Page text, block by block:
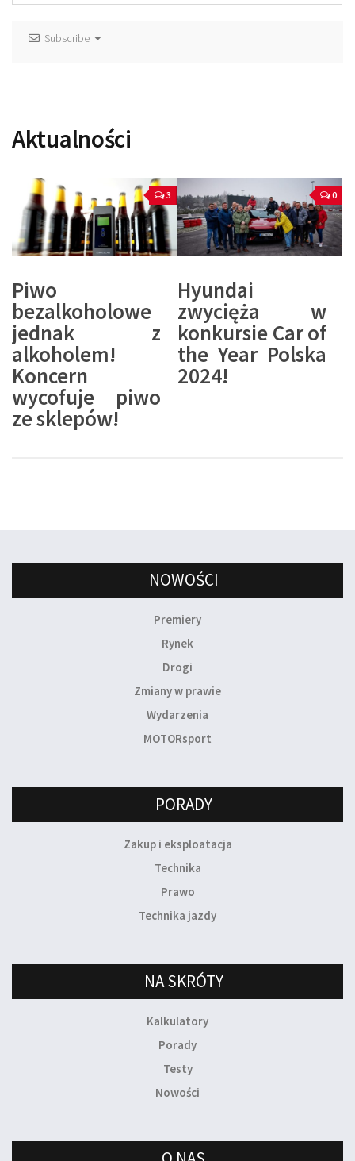
Subscribe
Aktualności
3
Piwo
bezalkoholowe
jednak z
alkoholem!
Koncern
wycofuje piwo
ze sklepów!
0
Hyundai
zwycięża w
konkursie Car of
the Year Polska
2024!
NOWOŚCI
Premiery
Rynek
Drogi
Zmiany w prawie
Wydarzenia
MOTORsport
PORADY
Zakup i eksploatacja
Technika
Prawo
Technika jazdy
NA SKRÓTY
Kalkulatory
Porady
Testy
Nowości